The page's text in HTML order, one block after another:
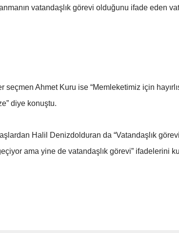
vatandaşlık görevi olduğunu ifade eden
seçmen Ahmet Kuru ise “Memleketimiz için
diye konuştu.
Halil Denizdolduran da “Vatandaşlık
ama yine de vatandaşlık görevi” ifadelerini